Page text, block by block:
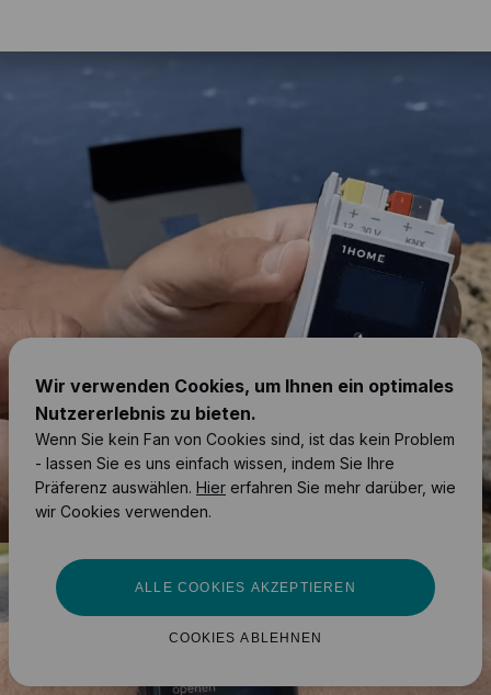
Wir verwenden Cookies, um Ihnen ein optimales
Nutzererlebnis zu bieten.
Wenn Sie kein Fan von Cookies sind, ist das kein Problem
- lassen Sie es uns einfach wissen, indem Sie Ihre
Präferenz auswählen. Hier erfahren Sie mehr darüber, wie
wir Cookies verwenden.
COOKIES ABLEHNEN
ALLE COOKIES AKZEPTIEREN